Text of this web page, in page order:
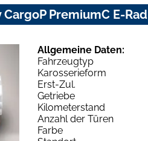
PremiumC E-Rad
Allgemeine Daten:
Fahrzeugtyp
Karosserieform
Erst-Zul.
Getriebe
Kilometerstand
Anzahl der Türen
Farbe